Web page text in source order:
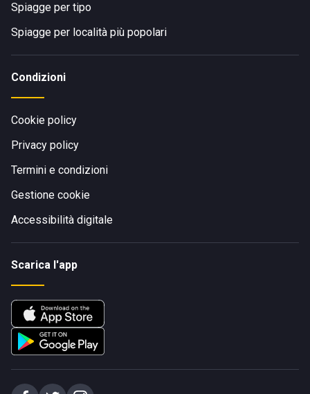
Spiagge per tipo
Spiagge per località più popolari
Condizioni
Cookie policy
Privacy policy
Termini e condizioni
Gestione cookie
Accessibilità digitale
Scarica l'app